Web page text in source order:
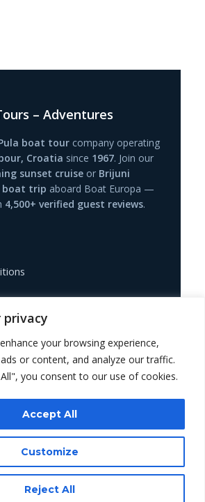
privacy
your browsing experience,
or content, and analyze our traffic.
you consent to our use of cookies.
Customize
Reject All
Accept All
– Adventures
boat tour company operating
Croatia since 1967. Join our
sunset cruise or Brijuni
boat trip aboard Boat Europa —
4,500+ verified guest reviews.
Boat Tours – Adventures. All rights
reserved.